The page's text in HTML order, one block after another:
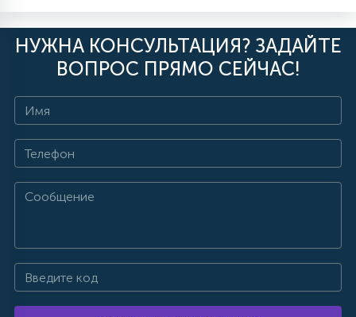
НУЖНА КОНСУЛЬТАЦИЯ? ЗАДАЙТЕ
ВОПРОС ПРЯМО СЕЙЧАС!